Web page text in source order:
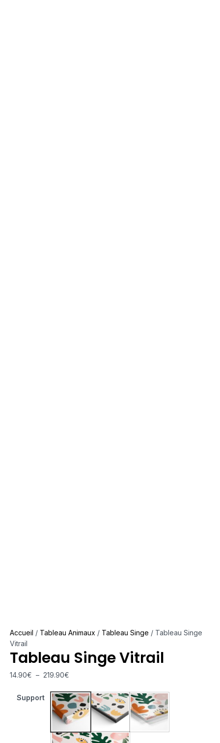
Accueil / Tableau Animaux / Tableau Singe / Tableau Singe
Vitrail
Tableau Singe Vitrail
14.90€ – 219.90€
Support
Tableau Monté Sur Châssis
Tableau Cadre Flottant
Tableau Plexiglas